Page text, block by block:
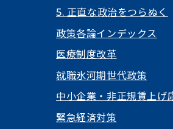
5. 正直な政治をつらぬく
政策各論インデックス
医療制度改革
就職氷河期世代政策
中小企業・非正規賃上げ
緊急経済対策